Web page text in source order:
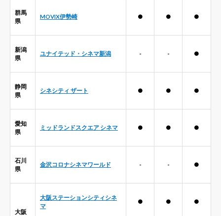
群馬
県
MOVIX伊勢崎 ● ● ●
新潟
県
ユナイテッド・シネマ新潟 - - ●
静岡
県
シネシティ ザート ● ● ●
愛知
県
ミッドランドスクエア シネマ ● ● ●
石川
県
金沢コロナシネマワールド - - ●
大阪
大阪ステーションシティシネ
マ
● ● ●